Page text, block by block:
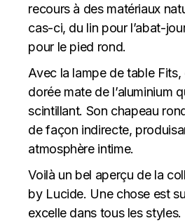
recours à des matériaux
cas-ci, du lin pour l’abat-
pour le pied rond.
Avec la lampe de table Fits,
dorée mate de l’aluminium
scintillant. Son chapeau
de façon indirecte,
atmosphère intime.
Voilà un bel aperçu de la
by Lucide. Une chose est
excelle dans tous les styles.